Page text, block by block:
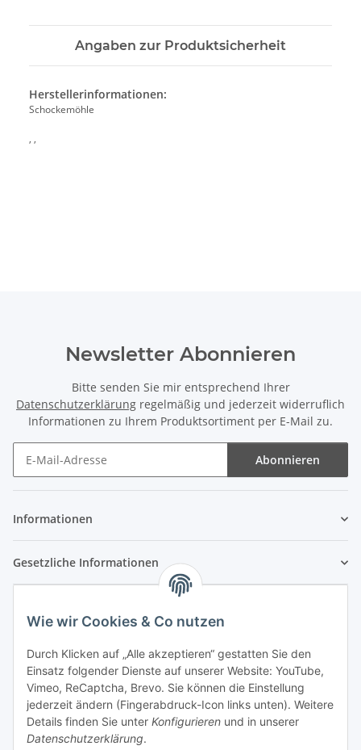
Wie wir Cookies & Co nutzen
Durch Klicken auf „Alle akzeptieren“ gestatten Sie den
Einsatz folgender Dienste auf unserer Website: YouTube,
Vimeo, ReCaptcha, Brevo. Sie können die Einstellung
jederzeit ändern (Fingerabdruck-Icon links unten). Weitere
Details finden Sie unter Konfigurieren und in unserer
Datenschutzerklärung.
Angaben zur Produktsicherheit
Herstellerinformationen:
Schockemöhle
, ,
Newsletter Abonnieren
Bitte senden Sie mir entsprechend Ihrer
Datenschutzerklärung regelmäßig und jederzeit widerruflich
Informationen zu Ihrem Produktsortiment per E-Mail zu.
Abonnieren
Informationen
Gesetzliche Informationen